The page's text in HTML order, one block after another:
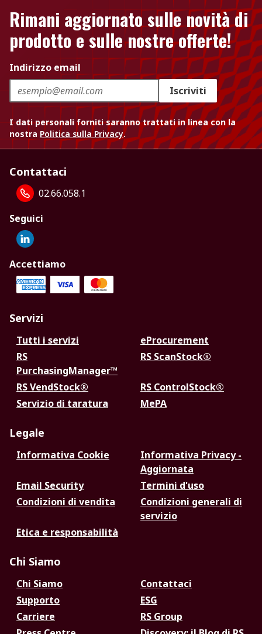
Rimani aggiornato sulle novità di
prodotto e sulle nostre offerte!
Indirizzo email
Iscriviti
I dati personali forniti saranno trattati in linea con la
nostra Politica sulla Privacy.
Contattaci
02.66.058.1
Seguici
Accettiamo
Servizi
Tutti i servizi
eProcurement
RS
PurchasingManager™
RS ScanStock®
RS VendStock®
RS ControlStock®
Servizio di taratura
MePA
Legale
Informativa Cookie
Informativa Privacy -
Aggiornata
Email Security
Termini d'uso
Condizioni di vendita
Condizioni generali di
servizio
Etica e responsabilità
Chi Siamo
Chi Siamo
Contattaci
Supporto
ESG
Carriere
RS Group